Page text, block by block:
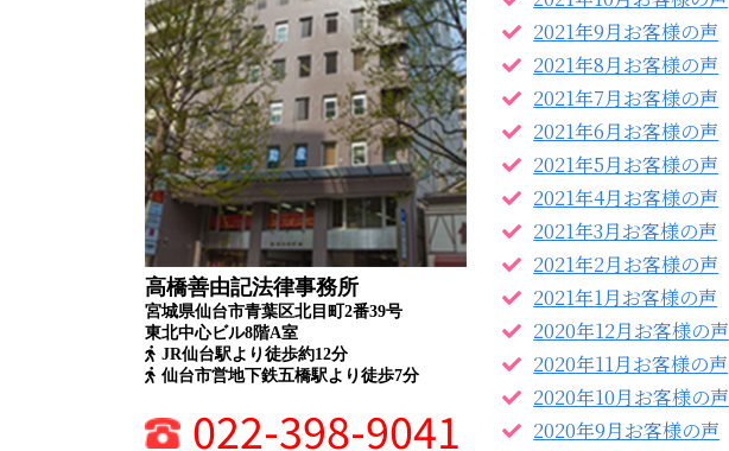
高橋善由記法律事務所
宮城県仙台市青葉区北目町2番39号
東北中心ビル8階A室
JR仙台駅より徒歩約12分
仙台市営地下鉄五橋駅より徒歩7分
022-398-9041
2021年9月お客様の声
2021年8月お客様の声
2021年7月お客様の声
2021年6月お客様の声
2021年5月お客様の声
2021年4月お客様の声
2021年3月お客様の声
2021年2月お客様の声
2021年1月お客様の声
2020年12月お客様の声
2020年11月お客様の声
2020年10月お客様の声
2020年9月お客様の声